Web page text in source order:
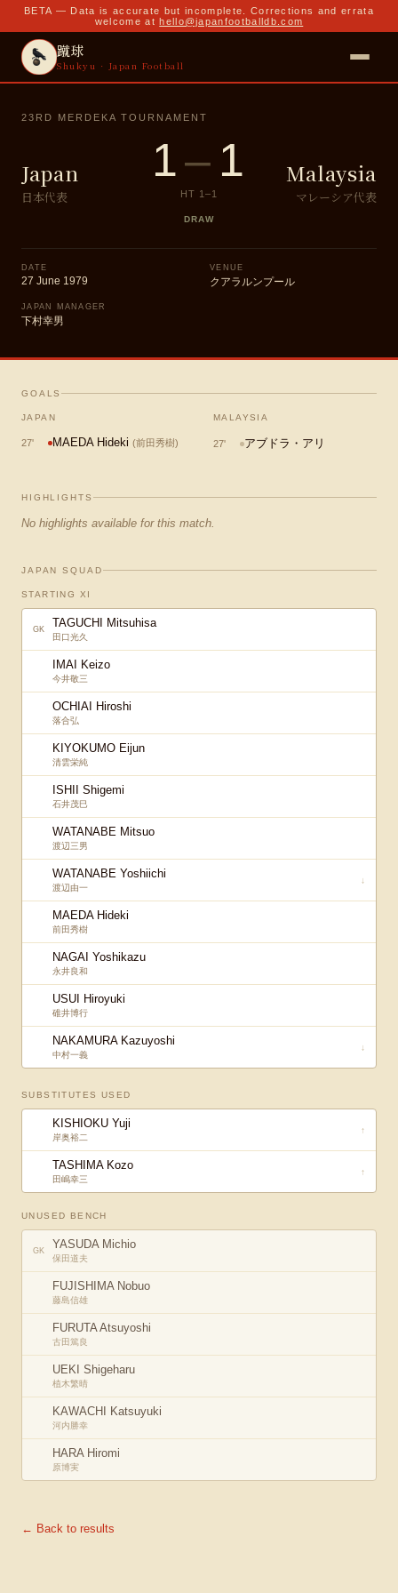
BETA — Data is accurate but incomplete. Corrections and errata
welcome at hello@japanfootballdb.com
蹴球
Shukyu · Japan Football
23RD MERDEKA TOURNAMENT
Japan
日本代表
1– 1
HT 1 –1
DRAW
Malaysia
マレーシア代表
DATE
27 June 1979
VENUE
クアラルンプール
JAPAN MANAGER
下村幸男
GOALS
JAPAN
27' MAEDA Hideki (前田秀樹)
MALAYSIA
27' アブドラ・アリ
HIGHLIGHTS
No highlights available for this match.
JAPAN SQUAD
STARTING XI
GK TAGUCHI Mitsuhisa
田口光久
IMAI Keizo
今井敬三
OCHIAI Hiroshi
落合弘
KIYOKUMO Eijun
清雲栄純
ISHII Shigemi
石井茂巳
WATANABE Mitsuo
渡辺三男
WATANABE Yoshiichi
渡辺由一
↓
MAEDA Hideki
前田秀樹
NAGAI Yoshikazu
永井良和
USUI Hiroyuki
碓井博行
NAKAMURA Kazuyoshi
中村一義
↓
SUBSTITUTES USED
KISHIOKU Yuji
岸奥裕二
↑
TASHIMA Kozo
田嶋幸三
↑
UNUSED BENCH
GK YASUDA Michio
保田道夫
FUJISHIMA Nobuo
藤島信雄
FURUTA Atsuyoshi
古田篤良
UEKI Shigeharu
植木繁晴
KAWACHI Katsuyuki
河内勝幸
HARA Hiromi
原博実
← Back to results